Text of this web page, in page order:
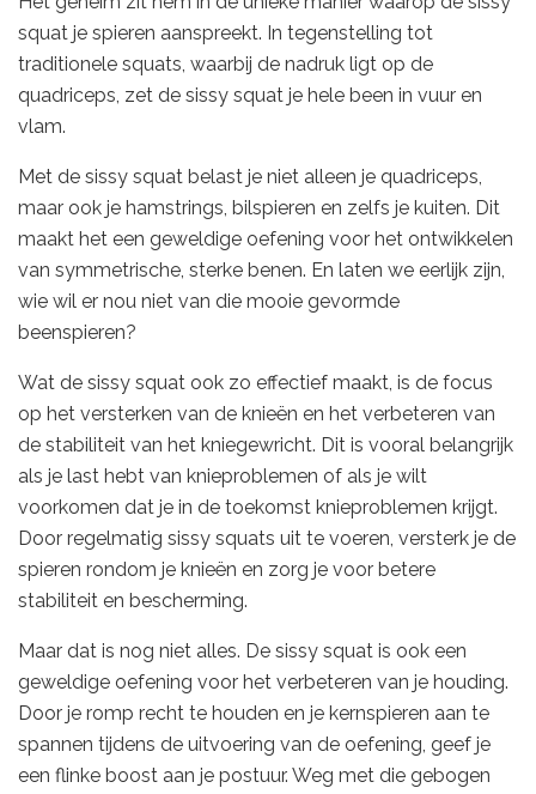
squat je spieren aanspreekt. In tegenstelling tot
traditionele squats, waarbij de nadruk ligt op de
quadriceps, zet de sissy squat je hele been in vuur en
vlam.
Met de sissy squat belast je niet alleen je quadriceps,
maar ook je hamstrings, bilspieren en zelfs je kuiten. Dit
maakt het een geweldige oefening voor het ontwikkelen
van symmetrische, sterke benen. En laten we eerlijk zijn,
wie wil er nou niet van die mooie gevormde
beenspieren?
Wat de sissy squat ook zo effectief maakt, is de focus
op het versterken van de knieën en het verbeteren van
de stabiliteit van het kniegewricht. Dit is vooral belangrijk
als je last hebt van knieproblemen of als je wilt
voorkomen dat je in de toekomst knieproblemen krijgt.
Door regelmatig sissy squats uit te voeren, versterk je de
spieren rondom je knieën en zorg je voor betere
stabiliteit en bescherming.
Maar dat is nog niet alles. De sissy squat is ook een
geweldige oefening voor het verbeteren van je houding.
Door je romp recht te houden en je kernspieren aan te
spannen tijdens de uitvoering van de oefening, geef je
een flinke boost aan je postuur. Weg met die gebogen